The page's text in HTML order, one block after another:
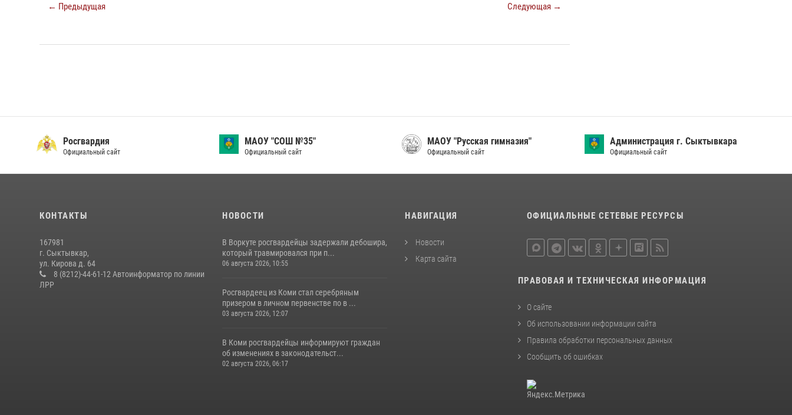
← Предыдущая Следующая →
вневедомственной охраны отработали более
объектов
24 июля 2026, 13:51
присяга для военнослужащих по призыву в
Центре подготовки личного состава
Росгвардия
Официальный сайт
МАОУ "СОШ №35"
Официальный сайт
МАОУ "Русская гимназия"
Официальный сайт
Администрация г. Сыктывкара
Официальный сайт
КОНТАКТЫ
167981
г. Сыктывкар,
ул. Кирова д. 64
8 (8212)-44-61-12 Автоинформатор по линии
ЛРР
НОВОСТИ
В Воркуте росгвардейцы задержали дебошира,
который травмировался при п...
06 августа 2026, 10:55
Росгвардеец из Коми стал серебряным
призером в личном первенстве по в ...
03 августа 2026, 12:07
В Коми росгвардейцы информируют граждан
об изменениях в законодательст...
02 августа 2026, 06:17
НАВИГАЦИЯ
Новости
Карта сайта
ОФИЦИАЛЬНЫЕ СЕТЕВЫЕ РЕСУРСЫ
ПРАВОВАЯ И ТЕХНИЧЕСКАЯ ИНФОРМАЦИЯ
О сайте
Об использовании информации сайта
Правила обработки персональных данных
Сообщить об ошибках